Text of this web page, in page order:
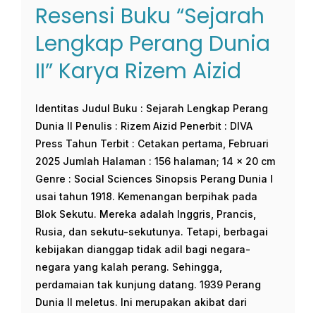
Resensi Buku “Sejarah
Lengkap Perang Dunia
II” Karya Rizem Aizid
Identitas Judul Buku : Sejarah Lengkap Perang
Dunia II Penulis : Rizem Aizid Penerbit : DIVA
Press Tahun Terbit : Cetakan pertama, Februari
2025 Jumlah Halaman : 156 halaman; 14 x 20 cm
Genre : Social Sciences Sinopsis Perang Dunia I
usai tahun 1918. Kemenangan berpihak pada
Blok Sekutu. Mereka adalah Inggris, Prancis,
Rusia, dan sekutu-sekutunya. Tetapi, berbagai
kebijakan dianggap tidak adil bagi negara-
negara yang kalah perang. Sehingga,
perdamaian tak kunjung datang. 1939 Perang
Dunia II meletus. Ini merupakan akibat dari